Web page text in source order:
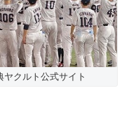
クルト公式サイト